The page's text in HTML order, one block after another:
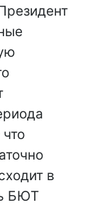
в
БЮТ